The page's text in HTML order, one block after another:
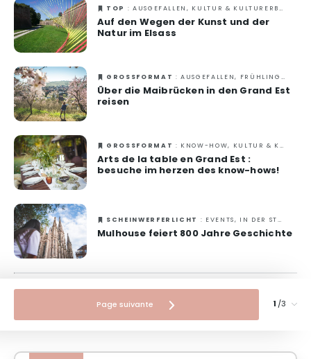
Kultur & Kulturerbe
Know-how
Verantwortungsvolles Reisen
TOP : AUSGEFALLEN, KULTUR & KULTURERBE, NATUR
Auf den Wegen der Kunst und der
Natur im Elsass
GROSSFORMAT : AUSGEFALLEN, FRÜHLING, IN DER STADT, KULTUR & KULTURERBE, NATUR
Über die Maibrücken in den Grand Est
reisen
GROSSFORMAT : KNOW-HOW, KULTUR & KULTURERBE
Arts de la table en Grand Est :
besuche im herzen des know-hows!
SCHEINWERFERLICHT : EVENTS, IN DER STADT, KULTUR & KULTURERBE
Mulhouse feiert 800 Jahre Geschichte
Page suivante /3